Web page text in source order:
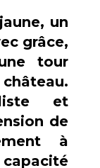
un
grâce,
tour
et
de
à
capacité